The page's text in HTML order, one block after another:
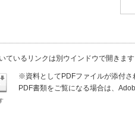
ているリンクは別ウインドウで開きます
※資料としてPDFファイルが添付さ
PDF書類をご覧になる場合は、